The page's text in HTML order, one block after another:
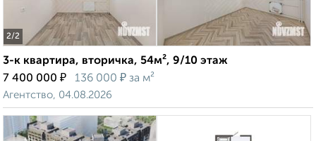
2/2
3-к квартира, вторичка, 54м², 9/10 этаж
7 400 000 ₽ 136 000 ₽ за м²
Агентство, 04.08.2026